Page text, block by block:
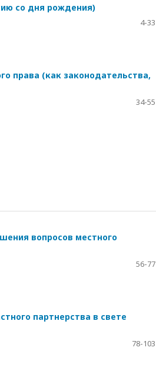
со дня рождения)
4-33
права (как законодательства,
34-55
вопросов местного
56-77
партнерства в свете
78-103